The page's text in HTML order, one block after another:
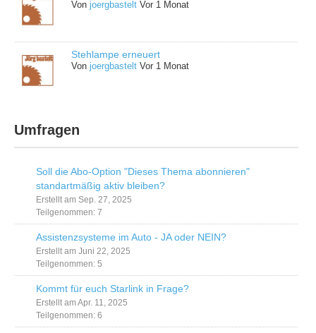
Vonjoergbastelt Vor 1 Monat
Stehlampe erneuert
Vonjoergbastelt Vor 1 Monat
Umfragen
Soll die Abo-Option "Dieses Thema abonnieren"
standartmäßig aktiv bleiben?
Erstellt am Sep. 27, 2025
Teilgenommen: 7
Assistenzsysteme im Auto - JA oder NEIN?
Erstellt am Juni 22, 2025
Teilgenommen: 5
Kommt für euch Starlink in Frage?
Erstellt am Apr. 11, 2025
Teilgenommen: 6